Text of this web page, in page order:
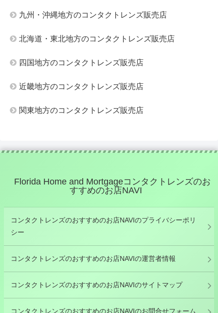
九州・沖縄地方のコンタクトレンズ販売店
北海道・東北地方のコンタクトレンズ販売店
四国地方のコンタクトレンズ販売店
近畿地方のコンタクトレンズ販売店
関東地方のコンタクトレンズ販売店
Florida Home and Mortgageコンタクトレンズのお
すすめのお店NAVI
コンタクトレンズのおすすめのお店NAVIのプライバシーポリ
シー
コンタクトレンズのおすすめのお店NAVIの運営者情報
コンタクトレンズのおすすめのお店NAVIのサイトマップ
コンタクトレンズのおすすめのお店NAVIのお問合せフォーム